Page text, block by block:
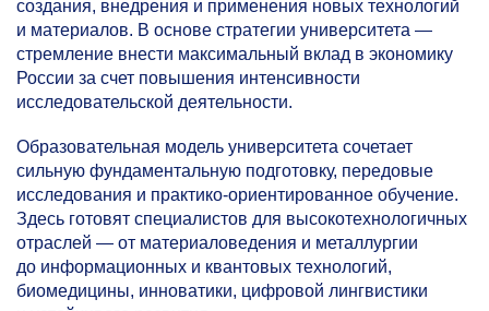
создания, внедрения и применения новых технологий
и материалов. В основе стратегии университета —
стремление внести максимальный вклад в экономику
России за счет повышения интенсивности
исследовательской деятельности.
Образовательная модель университета сочетает
сильную фундаментальную подготовку, передовые
исследования и практико-ориентированное обучение.
Здесь готовят специалистов для высокотехнологичных
отраслей — от материаловедения и металлургии
до информационных и квантовых технологий,
биомедицины, инноватики, цифровой лингвистики